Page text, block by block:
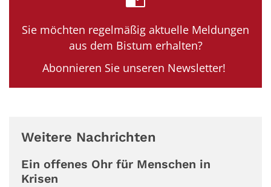
Sie möchten regelmäßig aktuelle Meldungen
aus dem Bistum erhalten?
Abonnieren Sie unseren Newsletter!
Weitere Nachrichten
Ein offenes Ohr für Menschen in
Krisen